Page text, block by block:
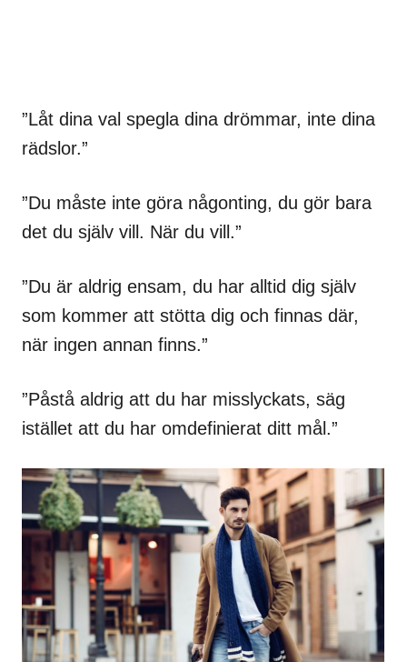
”Låt dina val spegla dina drömmar, inte dina
rädslor.”
”Du måste inte göra någonting, du gör bara
det du själv vill. När du vill.”
”Du är aldrig ensam, du har alltid dig själv
som kommer att stötta dig och finnas där,
när ingen annan finns.”
”Påstå aldrig att du har misslyckats, säg
istället att du har omdefinierat ditt mål.”